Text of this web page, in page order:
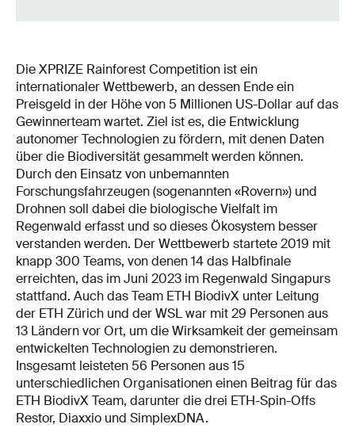
Die XPRIZE Rainforest Competition ist ein
internationaler Wettbewerb, an dessen Ende ein
Preisgeld in der Höhe von 5 Millionen US-Dollar auf das
Gewinnerteam wartet. Ziel ist es, die Entwicklung
autonomer Technologien zu fördern, mit denen Daten
über die Biodiversität gesammelt werden können.
Durch den Einsatz von unbemannten
Forschungsfahrzeugen (sogenannten «Rovern») und
Drohnen soll dabei die biologische Vielfalt im
Regenwald erfasst und so dieses Ökosystem besser
verstanden werden. Der Wettbewerb startete 2019 mit
knapp 300 Teams, von denen 14 das Halbfinale
erreichten, das im Juni 2023 im Regenwald Singapurs
stattfand. Auch das Team ETH BiodivX unter Leitung
der ETH Zürich und der WSL war mit 29 Personen aus
13 Ländern vor Ort, um die Wirksamkeit der gemeinsam
entwickelten Technologien zu demonstrieren.
Insgesamt leisteten 56 Personen aus 15
unterschiedlichen Organisationen einen Beitrag für das
ETH BiodivX Team, darunter die drei ETH-Spin-Offs
Restor, Diaxxio und SimplexDNA.